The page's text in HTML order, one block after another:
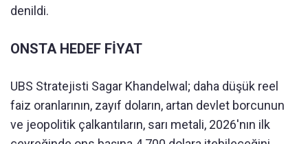
denildi.
ONSTA HEDEF FİYAT
UBS Stratejisti Sagar Khandelwal; daha düşük reel
faiz oranlarının, zayıf doların, artan devlet borcunun
ve jeopolitik çalkantıların, sarı metali, 2026'nın ilk